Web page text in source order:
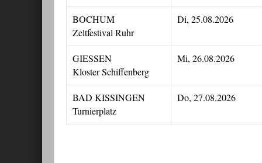
BOCHUM
Zeltfestival Ruhr
Di, 25.08.2026
GIESSEN
Kloster Schiffenberg
Mi, 26.08.2026
BAD KISSINGEN
Turnierplatz
Do, 27.08.2026